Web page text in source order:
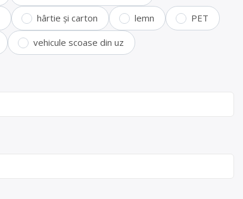
hârtie și carton lemn PET
vehicule scoase din uz